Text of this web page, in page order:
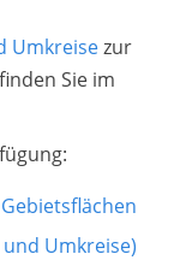
Umkreisezur
Sie im
Umkreise)